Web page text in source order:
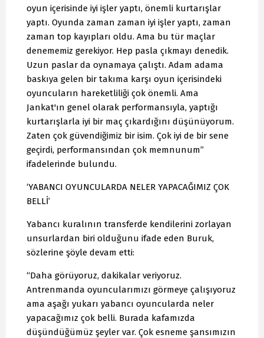
oyun içerisinde iyi işler yaptı, önemli kurtarışlar
yaptı. Oyunda zaman zaman iyi işler yaptı, zaman
zaman top kayıpları oldu. Ama bu tür maçlar
denememiz gerekiyor. Hep pasla çıkmayı denedik.
Uzun paslar da oynamaya çalıştı. Adam adama
baskıya gelen bir takıma karşı oyun içerisindeki
oyuncuların hareketliliği çok önemli. Ama
Jankat'ın genel olarak performansıyla, yaptığı
kurtarışlarla iyi bir maç çıkardığını düşünüyorum.
Zaten çok güvendiğimiz bir isim. Çok iyi de bir sene
geçirdi, performansından çok memnunum”
ifadelerinde bulundu.
‘YABANCI OYUNCULARDA NELER YAPACAĞIMIZ ÇOK
BELLİ’
Yabancı kuralının transferde kendilerini zorlayan
unsurlardan biri olduğunu ifade eden Buruk,
sözlerine şöyle devam etti:
“Daha görüyoruz, dakikalar veriyoruz.
Antrenmanda oyuncularımızı görmeye çalışıyoruz
ama aşağı yukarı yabancı oyuncularda neler
yapacağımız çok belli. Burada kafamızda
düşündüğümüz şeyler var. Çok esneme şansımızın